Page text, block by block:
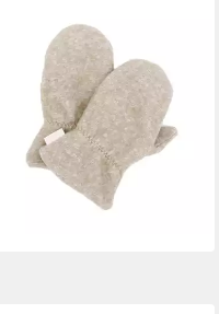
Baumwollfleece,
wärmend, weich,
€ UVP16,99 €
€/ 1 Paar)